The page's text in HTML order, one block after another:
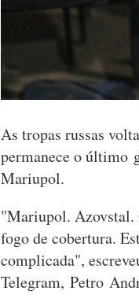
As tropas russas
permanece o último
Mariupol.
"Mariupol. Azovstal.
fogo de cobertura.
complicada",
Telegram, Petro